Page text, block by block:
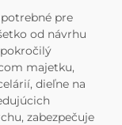
pre
od návrhu
majetku,
dieľne na
zabezpečuje